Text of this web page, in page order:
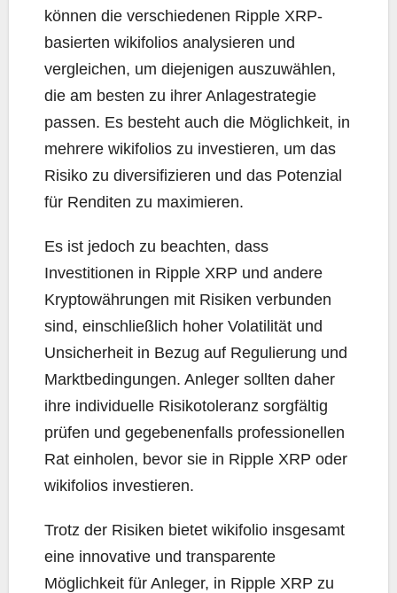
können die verschiedenen Ripple XRP-
basierten wikifolios analysieren und
vergleichen, um diejenigen auszuwählen,
die am besten zu ihrer Anlagestrategie
passen. Es besteht auch die Möglichkeit, in
mehrere wikifolios zu investieren, um das
Risiko zu diversifizieren und das Potenzial
für Renditen zu maximieren.
Es ist jedoch zu beachten, dass
Investitionen in Ripple XRP und andere
Kryptowährungen mit Risiken verbunden
sind, einschließlich hoher Volatilität und
Unsicherheit in Bezug auf Regulierung und
Marktbedingungen. Anleger sollten daher
ihre individuelle Risikotoleranz sorgfältig
prüfen und gegebenenfalls professionellen
Rat einholen, bevor sie in Ripple XRP oder
wikifolios investieren.
Trotz der Risiken bietet wikifolio insgesamt
eine innovative und transparente
Möglichkeit für Anleger, in Ripple XRP zu